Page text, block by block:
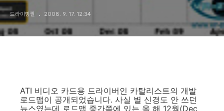
드라이빙필 2008. 9. 17. 12:34
ATI 비디오 카드용 드라이버인 카탈리스트의 개발
로드맵이 공개되었습니다. 사실 별 신경도 안 쓰던
뉴스였는데 로드맵 중간쯤에 있는 올 해 12월(Dec